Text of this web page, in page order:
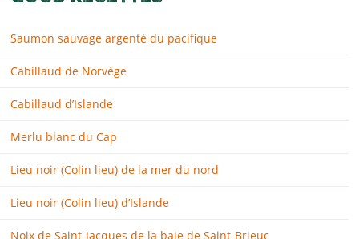
Saumon sauvage argenté du pacifique
Cabillaud de Norvège
Cabillaud d’Islande
Merlu blanc du Cap
Lieu noir (Colin lieu) de la mer du nord
Lieu noir (Colin lieu) d’Islande
Noix de Saint-Jacques de la baie de Saint-Brieuc